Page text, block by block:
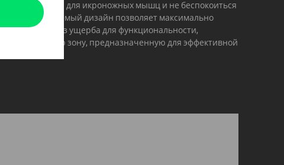
упражнения для икроножных мышц и не беспокоиться
Его обтекаемый дизайн позволяет максимально
без ущерба для функциональности,
зону, предназначенную для эффективной